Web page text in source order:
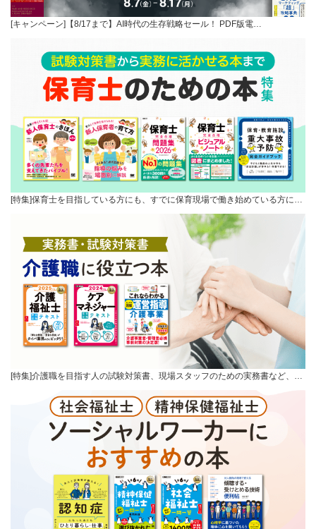
[キャンペーン]【8/17まで】AI時代の生存戦略セール！ PDF版電…
[特集]保育士を目指している方にも、すでに保育現場で働き始めている方に…
[特集]介護職を目指す人の試験対策書、現場スタッフのための実務書など、…